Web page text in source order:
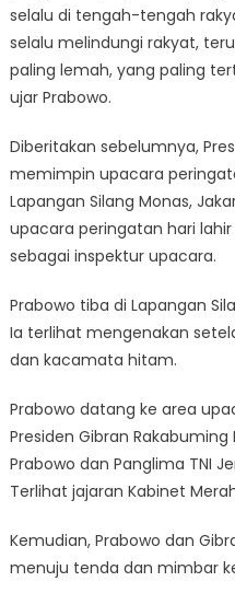
selalu di tengah-tengah
selalu melindungi rakyat,
paling lemah, yang paling
ujar Prabowo.
Diberitakan sebelumnya,
memimpin upacara
Lapangan Silang Monas,
upacara peringatan hari lahir
sebagai inspektur upacara.
Prabowo tiba di Lapangan
Ia terlihat mengenakan
dan kacamata hitam.
Prabowo datang ke area
Presiden Gibran Rakabuming
Prabowo dan Panglima TNI
Terlihat jajaran Kabinet
Kemudian, Prabowo dan
menuju tenda dan mimbar